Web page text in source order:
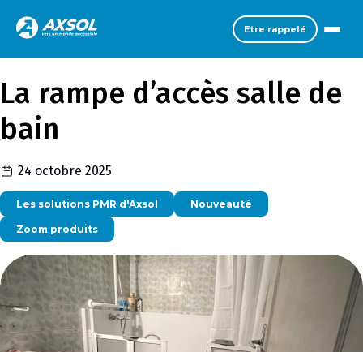
Etre rappelé
La rampe d’accès salle de
bain
24 octobre 2025
Les solutions PMR d'Axsol Nouveauté
Zoom produits